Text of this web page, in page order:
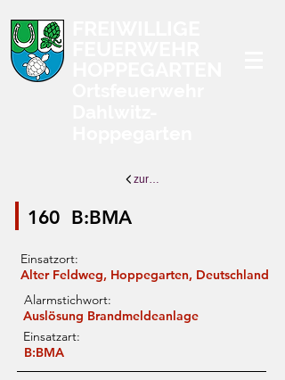
zurück zur Übersicht
B:BMA
160
Einsatzort:
Alter Feldweg, Hoppegarten, Deutschland
Alarmstichwort:
Auslösung Brandmeldeanlage
Einsatzart:
B:BMA